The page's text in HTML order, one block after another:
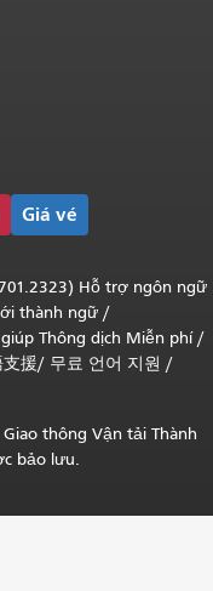
Giá vé
Hỗ trợ ngôn ngữ
thành ngữ /
Thông dịch Miễn phí/
援/ 무료 언어 지원 /
thông Vận tải Thành
bảo lưu.